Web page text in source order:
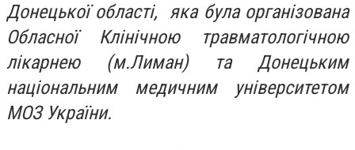
Донецької області, яка була організована
Обласної Клінічною травматологічною
лікарнею (м.Лиман) та Донецьким
національним медичним університетом
МОЗ України.